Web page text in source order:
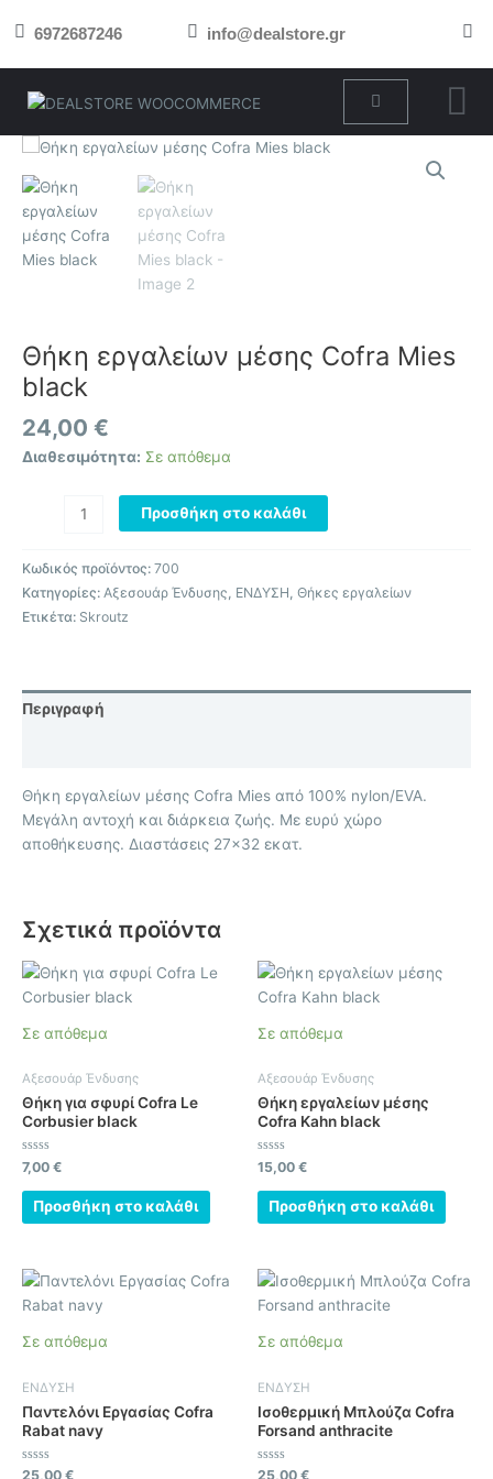
στο 6972687246 info@dealstore.gr
Cart
Θήκη εργαλείων μέσης Cofra Mies
black
24,00 €
Διαθεσιμότητα: Σε απόθεμα
Θήκη
εργαλείων
μέσης
Cofra
Mies
black
Προσθήκη στο καλάθι
Κωδικός προϊόντος: 700
Κατηγορίες: Αξεσουάρ Ένδυσης ΕΝΔΥΣΗ Θήκες εργαλείων
Ετικέτα: Skroutz
Περιγραφή
Θήκη εργαλείων μέσης Cofra Mies από 100% nylon/EVA.
Μεγάλη αντοχή και διάρκεια ζωής. Με ευρύ χώρο
αποθήκευσης. Διαστάσεις 27×32 εκατ.
Σχετικά προϊόντα
Σε απόθεμα
Αξεσουάρ Ένδυσης
Θήκη για σφυρί Cofra Le
Corbusier black
Βαθμολογήθηκε
με
0
από
7,00 €
Προσθήκη στο καλάθι
Σε απόθεμα
Αξεσουάρ Ένδυσης
Θήκη εργαλείων μέσης
Cofra Kahn black
Βαθμολογήθηκε
με
0
από
15,00 €
Προσθήκη στο καλάθι
Σε απόθεμα
ΕΝΔΥΣΗ
Παντελόνι Εργασίας Cofra
Rabat navy
Βαθμολογήθηκε
25,00 €
Αυτό
έχει
παραλλαγές.
Οι
Σε απόθεμα
ΕΝΔΥΣΗ
Ισοθερμική Μπλούζα Cofra
Forsand anthracite
Βαθμολογήθηκε
25,00 €
Αυτό
το
έχει
παραλλαγές.
Οι